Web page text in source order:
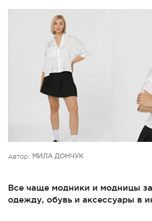
Автор: МИЛА ДОНЧУК
Все чаще модники и модницы
одежду, обувь и аксессуары в